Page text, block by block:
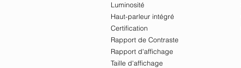
Luminosité
Haut-parleur intégré
Certification
Rapport de Contraste
Rapport d'affichage
Taille d'affichage